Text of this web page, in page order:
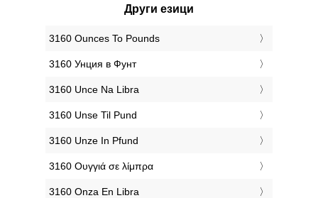
Други езици
‎3160 Ounces To Pounds
‎3160 Унция в Фунт
‎3160 Unce Na Libra
‎3160 Unse Til Pund
‎3160 Unze In Pfund
‎3160 Ουγγιά σε λίμπρα
‎3160 Onza En Libra